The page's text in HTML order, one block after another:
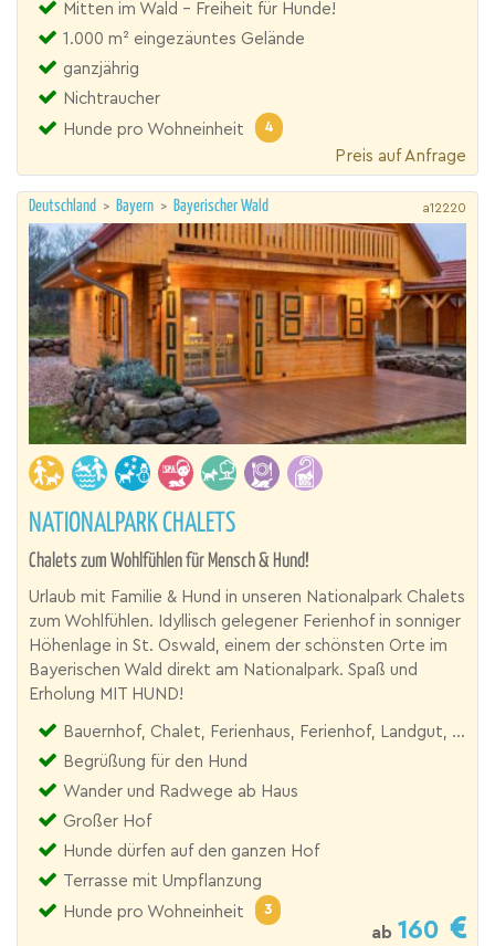
Mitten im Wald - Freiheit für Hunde!
1.000 m² eingezäuntes Gelände
ganzjährig
Nichtraucher
Hunde pro Wohneinheit
4
Preis auf Anfrage
Deutschland > Bayern > Bayerischer Wald a12220
NATIONALPARK CHALETS
Chalets zum Wohlfühlen für Mensch & Hund!
Urlaub mit Familie & Hund in unseren Nationalpark Chalets
zum Wohlfühlen. Idyllisch gelegener Ferienhof in sonniger
Höhenlage in St. Oswald, einem der schönsten Orte im
Bayerischen Wald direkt am Nationalpark. Spaß und
Erholung MIT HUND!
Bauernhof, Chalet, Ferienhaus, Ferienhof, Landgut, Reiterhof, Urlaubsresort
Begrüßung für den Hund
Wander und Radwege ab Haus
Großer Hof
Hunde dürfen auf den ganzen Hof
Terrasse mit Umpflanzung
Hunde pro Wohneinheit
3
ab 160